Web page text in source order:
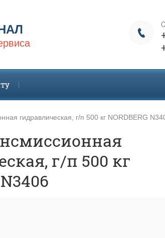
гидравлическая, г/п 500 кг NORDBERG
г/п 500 кг